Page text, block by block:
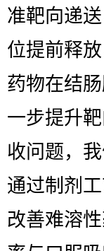
准靶向递
位提前释
药物在结
一步提升
收问题，
通过制剂
改善难溶